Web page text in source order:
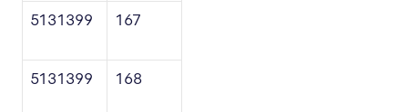
5131399 167
5131399 168